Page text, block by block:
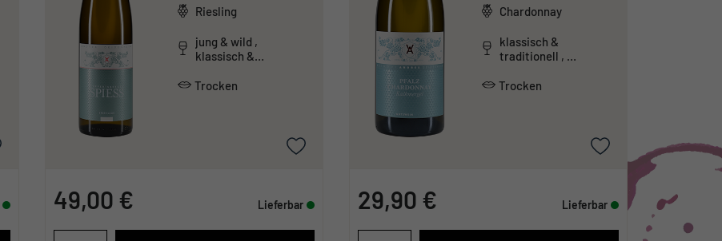
Riesling
jung & wild ,
klassisch &
mineralisch
Trocken
49,00 € Lieferbar
Chardonnay
klassisch &
traditionell ,
Trocken
29,90 € Lieferbar